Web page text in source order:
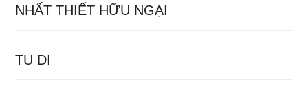
NHẤT THIẾT HỮU NGẠI
TU DI